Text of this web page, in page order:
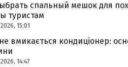
спальный мешок для
туристам
15:01
вмикається кондиціонер:
14:47